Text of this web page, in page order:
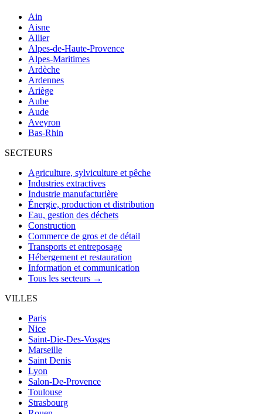
Ain
Aisne
Allier
Alpes-de-Haute-Provence
Alpes-Maritimes
Ardèche
Ardennes
Ariège
Aube
Aude
Aveyron
Bas-Rhin
SECTEURS
Agriculture, sylviculture et pêche
Industries extractives
Industrie manufacturière
Énergie, production et distribution
Eau, gestion des déchets
Construction
Commerce de gros et de détail
Transports et entreposage
Hébergement et restauration
Information et communication
Tous les secteurs →
VILLES
Paris
Nice
Saint-Die-Des-Vosges
Marseille
Saint Denis
Lyon
Salon-De-Provence
Toulouse
Strasbourg